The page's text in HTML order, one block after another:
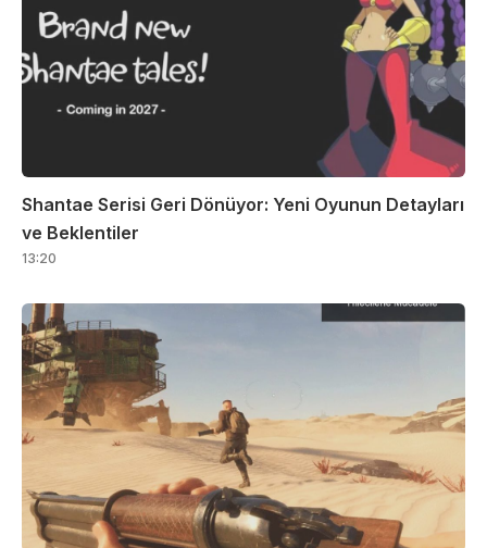
Shantae Serisi Geri Dönüyor: Yeni Oyunun Detayları
ve Beklentiler
13:20